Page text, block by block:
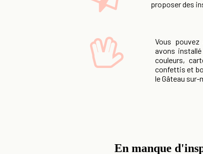
proposer des
Vous pouvez
avons
couleurs,
confettis et
le Gâteau sur-
En manque